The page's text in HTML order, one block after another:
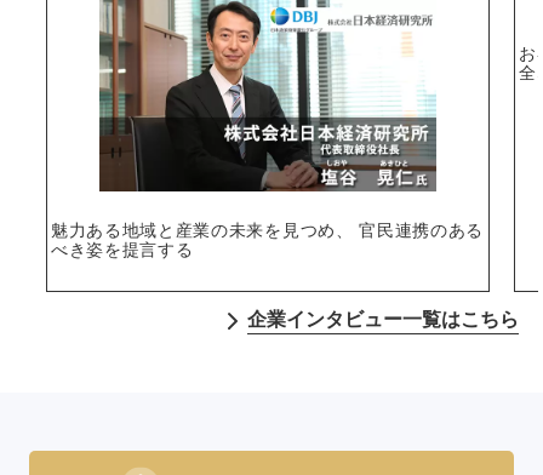
魅力ある地域と産業の未来を見つめ、 官民連携のある
べき姿を提言する
お
全
企業インタビュー一覧はこちら